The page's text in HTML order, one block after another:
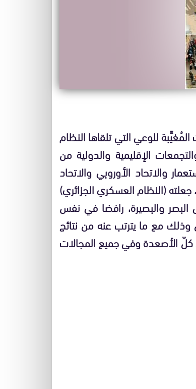
للوعي التي تلقاها النظام
الإقليمية والدولية من
والاتحاد الأوروبي والاتحاد
(النظام العسكري الجزائري)
والبصيرة، رافضا في نفس
وذلك مع ما يترتب عنه من نتائج
كلّ الأصعدة وفي جميع المجالات